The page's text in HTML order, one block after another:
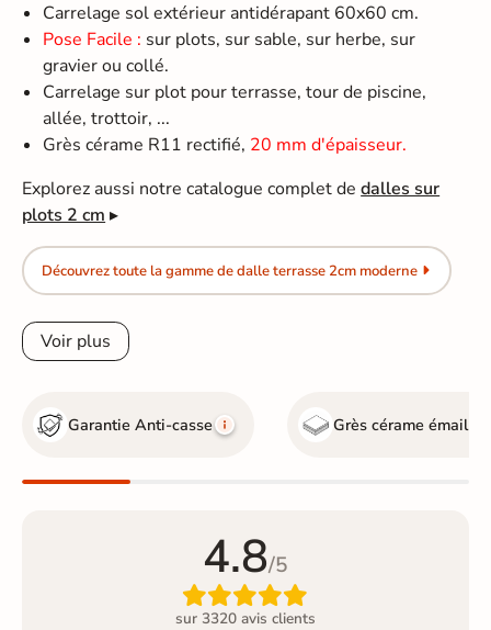
Carrelage sol extérieur antidérapant 60x60 cm.
Pose Facile : sur plots, sur sable, sur herbe, sur
gravier ou collé.
Carrelage sur plot pour terrasse, tour de piscine,
allée, trottoir, ...
Grès cérame R11 rectifié, 20 mm d'épaisseur.
Explorez aussi notre catalogue complet dedalles sur
plots 2 cm ▸
Découvrez toute la gamme de dalle terrasse 2cm moderne
Voir plus
Garantie Anti-casse Grès cérame émaillé
4.8/5

sur 3320 avis clients